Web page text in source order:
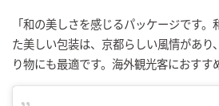
「和の美しさを感じるパッケージです
た美しい包装は、京都らしい風情があり
り物にも最適です。海外観光客におすす